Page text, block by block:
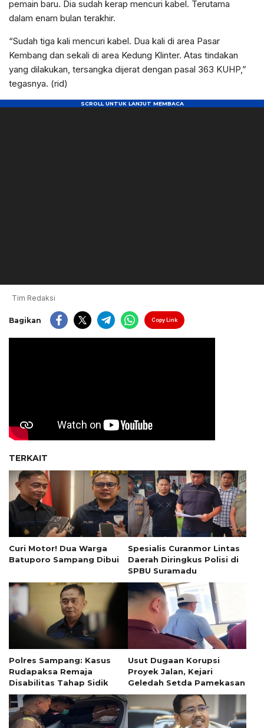
pemain baru. Dia sudah kerap mencuri kabel. Terutama
dalam enam bulan terakhir.
“Sudah tiga kali mencuri kabel. Dua kali di area Pasar
Kembang dan sekali di area Kedung Klinter. Atas tindakan
yang dilakukan, tersangka dijerat dengan pasal 363 KUHP,”
tegasnya. (rid)
Tim Redaksi
Bagikan Copy Link
TERKAIT
Curi Motor! Dua Warga
Batuporo Sampang Dibui
Spesialis Curanmor Lintas
Daerah Diringkus Polisi di
SPBU Suramadu
Polres Sampang: Kasus
Rudapaksa Remaja
Disabilitas Tahap Sidik
Usut Dugaan Korupsi
Proyek Jalan, Kejari
Geledah Setda Pamekasan